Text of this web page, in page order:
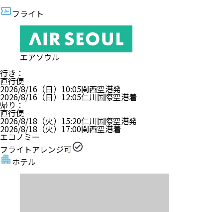
フライト
エアソウル
行き ：
直行便
2026/8/16（日） 10:05関西空港発
2026/8/16（日） 12:05仁川国際空港着
帰り ：
直行便
2026/8/18（火） 15:20仁川国際空港発
2026/8/18（火） 17:00関西空港着
エコノミー
フライトアレンジ可
ホテル